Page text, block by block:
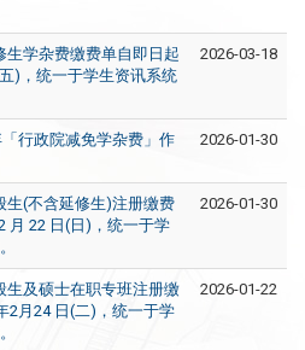
生学杂费缴费单自即日起
)，统一于学生资讯系统
2026-03-18
行政院减免学杂费」作
2026-01-30
生(不含延修生)注册缴费
月 22 日(日)，统一于学
2026-01-30
生及硕士在职专班注册缴
2月24 日(二)，统一于学
2026-01-22